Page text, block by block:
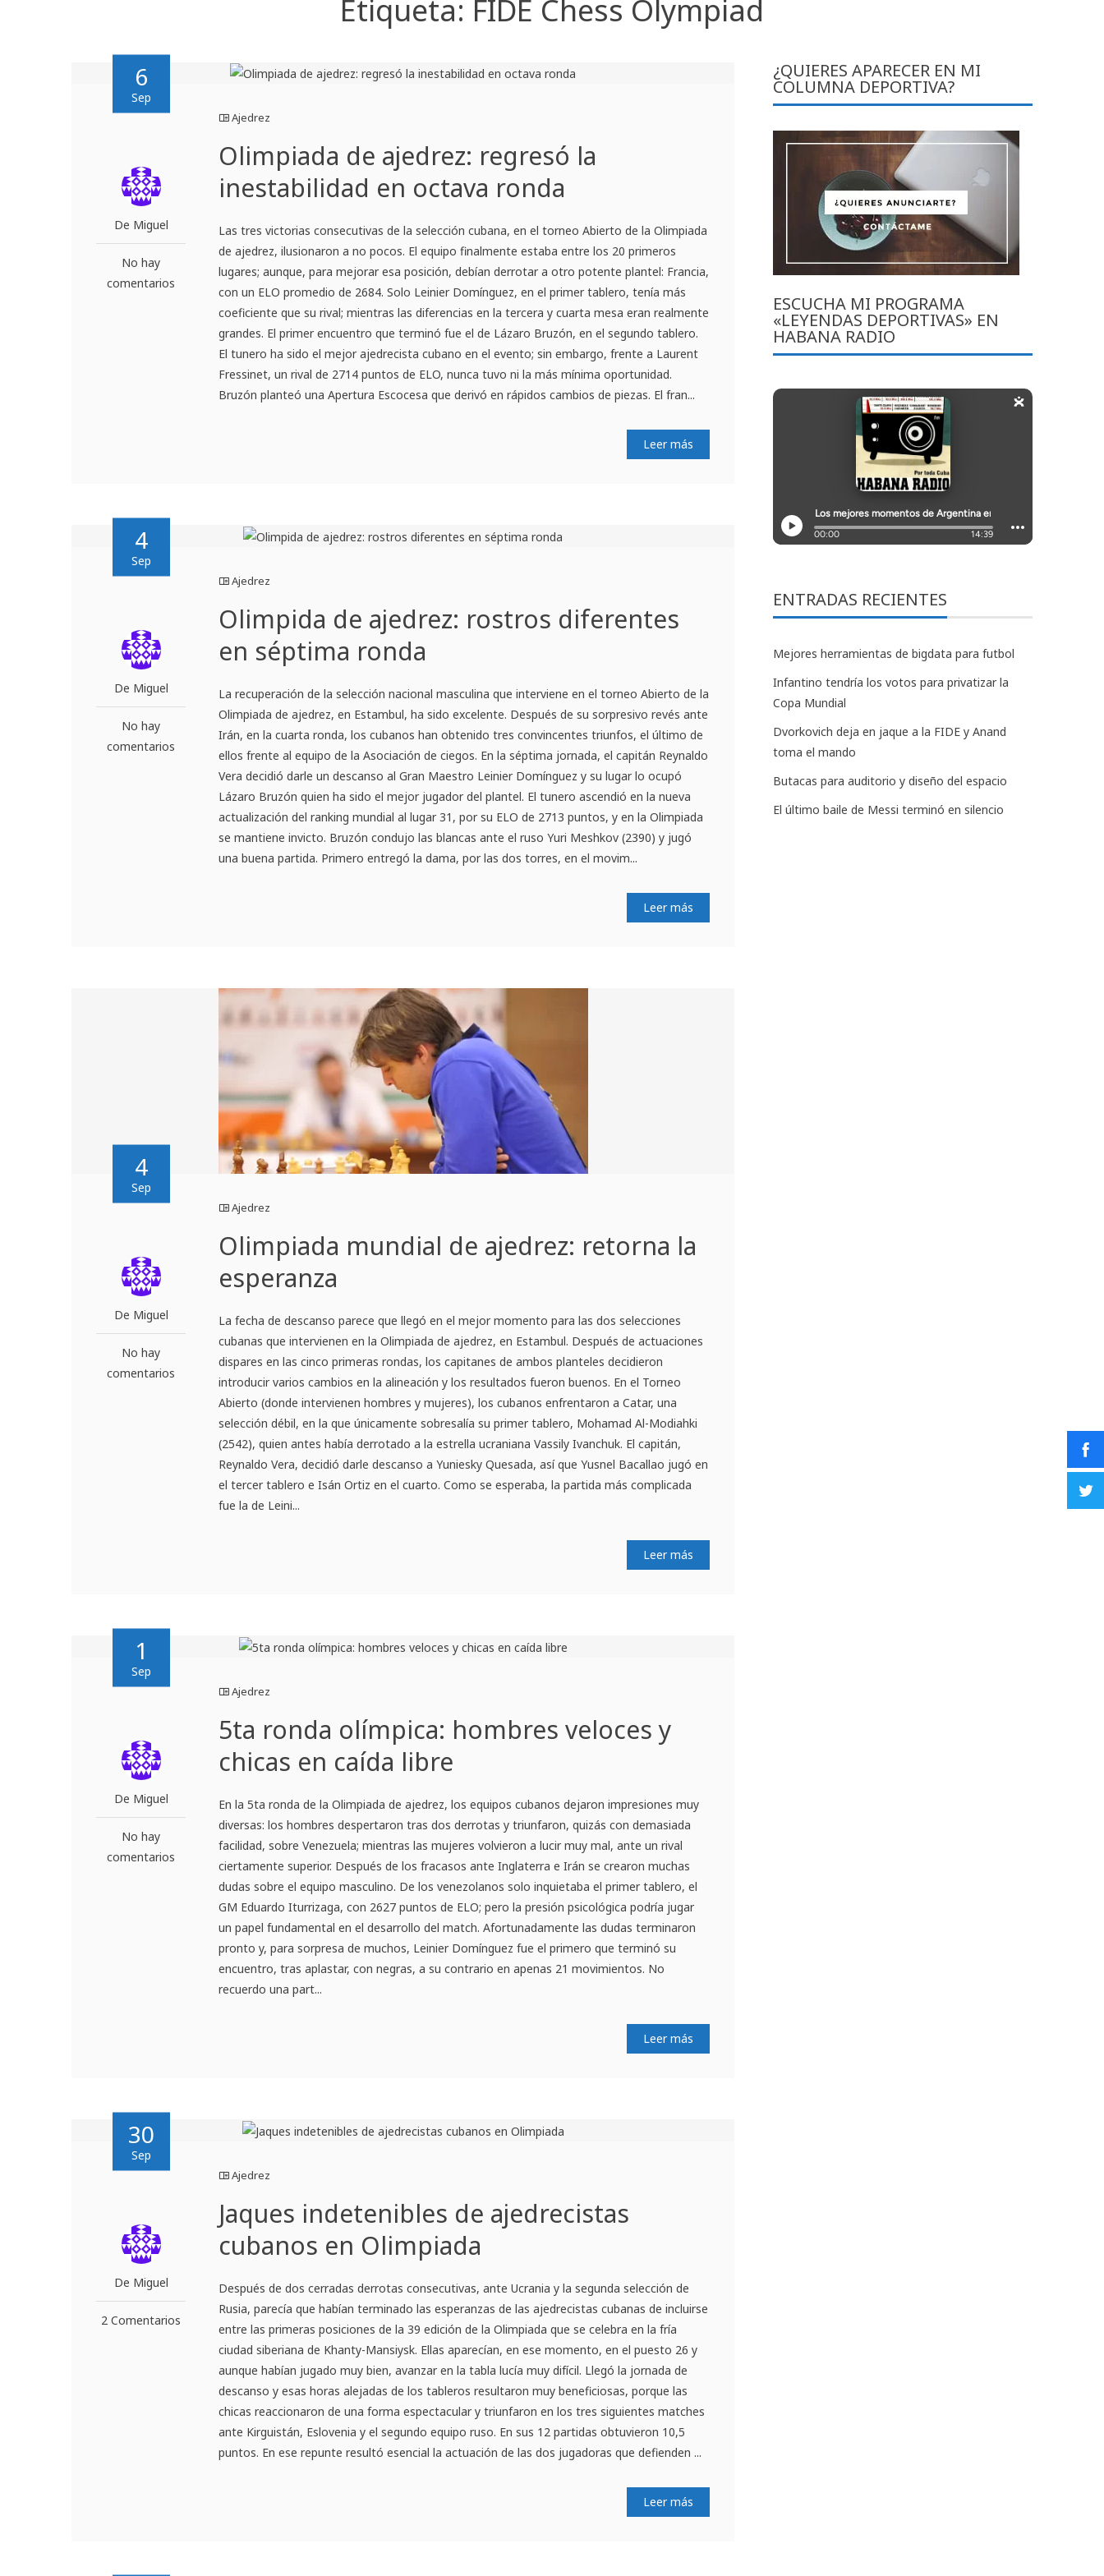
Etiqueta: FIDE Chess Olympiad
6
Sep
De Miguel
No hay
comentarios
Ajedrez
Olimpiada de ajedrez: regresó la
inestabilidad en octava ronda
Las tres victorias consecutivas de la selección cubana, en el torneo Abierto de la Olimpiada
de ajedrez, ilusionaron a no pocos. El equipo finalmente estaba entre los 20 primeros
lugares; aunque, para mejorar esa posición, debían derrotar a otro potente plantel: Francia,
con un ELO promedio de 2684. Solo Leinier Domínguez, en el primer tablero, tenía más
coeficiente que su rival; mientras las diferencias en la tercera y cuarta mesa eran realmente
grandes. El primer encuentro que terminó fue el de Lázaro Bruzón, en el segundo tablero.
El tunero ha sido el mejor ajedrecista cubano en el evento; sin embargo, frente a Laurent
Fressinet, un rival de 2714 puntos de ELO, nunca tuvo ni la más mínima oportunidad.
Bruzón planteó una Apertura Escocesa que derivó en rápidos cambios de piezas. El fran...
Leer más
4
Sep
De Miguel
No hay
comentarios
Ajedrez
Olimpida de ajedrez: rostros diferentes
en séptima ronda
La recuperación de la selección nacional masculina que interviene en el torneo Abierto de la
Olimpiada de ajedrez, en Estambul, ha sido excelente. Después de su sorpresivo revés ante
Irán, en la cuarta ronda, los cubanos han obtenido tres convincentes triunfos, el último de
ellos frente al equipo de la Asociación de ciegos. En la séptima jornada, el capitán Reynaldo
Vera decidió darle un descanso al Gran Maestro Leinier Domínguez y su lugar lo ocupó
Lázaro Bruzón quien ha sido el mejor jugador del plantel. El tunero ascendió en la nueva
actualización del ranking mundial al lugar 31, por su ELO de 2713 puntos, y en la Olimpiada
se mantiene invicto. Bruzón condujo las blancas ante el ruso Yuri Meshkov (2390) y jugó
una buena partida. Primero entregó la dama, por las dos torres, en el movim...
Leer más
4
Sep
De Miguel
No hay
comentarios
Ajedrez
Olimpiada mundial de ajedrez: retorna la
esperanza
La fecha de descanso parece que llegó en el mejor momento para las dos selecciones
cubanas que intervienen en la Olimpiada de ajedrez, en Estambul. Después de actuaciones
dispares en las cinco primeras rondas, los capitanes de ambos planteles decidieron
introducir varios cambios en la alineación y los resultados fueron buenos. En el Torneo
Abierto (donde intervienen hombres y mujeres), los cubanos enfrentaron a Catar, una
selección débil, en la que únicamente sobresalía su primer tablero, Mohamad Al-Modiahki
(2542), quien antes había derrotado a la estrella ucraniana Vassily Ivanchuk. El capitán,
Reynaldo Vera, decidió darle descanso a Yuniesky Quesada, así que Yusnel Bacallao jugó en
el tercer tablero e Isán Ortiz en el cuarto. Como se esperaba, la partida más complicada
fue la de Leini...
Leer más
1
Sep
De Miguel
No hay
comentarios
Ajedrez
5ta ronda olímpica: hombres veloces y
chicas en caída libre
En la 5ta ronda de la Olimpiada de ajedrez, los equipos cubanos dejaron impresiones muy
diversas: los hombres despertaron tras dos derrotas y triunfaron, quizás con demasiada
facilidad, sobre Venezuela; mientras las mujeres volvieron a lucir muy mal, ante un rival
ciertamente superior. Después de los fracasos ante Inglaterra e Irán se crearon muchas
dudas sobre el equipo masculino. De los venezolanos solo inquietaba el primer tablero, el
GM Eduardo Iturrizaga, con 2627 puntos de ELO; pero la presión psicológica podría jugar
un papel fundamental en el desarrollo del match. Afortunadamente las dudas terminaron
pronto y, para sorpresa de muchos, Leinier Domínguez fue el primero que terminó su
encuentro, tras aplastar, con negras, a su contrario en apenas 21 movimientos. No
recuerdo una part...
Leer más
30
Sep
De Miguel
2 Comentarios
Ajedrez
Jaques indetenibles de ajedrecistas
cubanos en Olimpiada
Después de dos cerradas derrotas consecutivas, ante Ucrania y la segunda selección de
Rusia, parecía que habían terminado las esperanzas de las ajedrecistas cubanas de incluirse
entre las primeras posiciones de la 39 edición de la Olimpiada que se celebra en la fría
ciudad siberiana de Khanty-Mansiysk. Ellas aparecían, en ese momento, en el puesto 26 y
aunque habían jugado muy bien, avanzar en la tabla lucía muy difícil. Llegó la jornada de
descanso y esas horas alejadas de los tableros resultaron muy beneficiosas, porque las
chicas reaccionaron de una forma espectacular y triunfaron en los tres siguientes matches
ante Kirguistán, Eslovenia y el segundo equipo ruso. En sus 12 partidas obtuvieron 10,5
puntos. En ese repunte resultó esencial la actuación de las dos jugadoras que defienden ...
Leer más
¿QUIERES APARECER EN MI
COLUMNA DEPORTIVA?
ESCUCHA MI PROGRAMA
«LEYENDAS DEPORTIVAS» EN
HABANA RADIO
ENTRADAS RECIENTES
Mejores herramientas de bigdata para futbol
Infantino tendría los votos para privatizar la
Copa Mundial
Dvorkovich deja en jaque a la FIDE y Anand
toma el mando
Butacas para auditorio y diseño del espacio
El último baile de Messi terminó en silencio